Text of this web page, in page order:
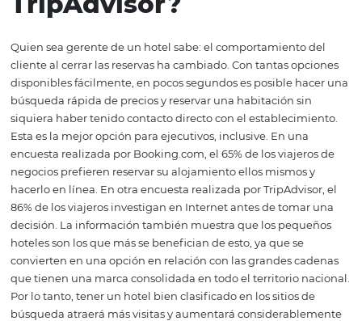
¿Por qué es benéfico
para su hotel tener
buena calificación en
Booking.com y
TripAdvisor?
Quien sea gerente de un hotel sabe: el
cliente al cerrar las reservas ha cambiado. Con tantas
disponibles fácilmente, en pocos segundos es posible
búsqueda rápida de precios y reservar una habitación
siquiera haber tenido contacto directo con el
Esta es la mejor opción para ejecutivos, inclusive. En